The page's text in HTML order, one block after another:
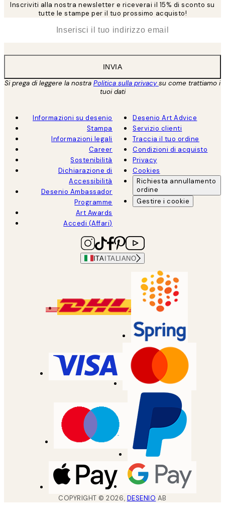
Inscriviti alla nostra newsletter e riceverai il 15% di sconto su
tutte le stampe per il tuo prossimo acquisto!
INVIA
Si prega di leggere la nostra Politica sulla privacysu come trattiamo i
tuoi dati
Informazioni su desenio
Stampa
Informazioni legali
Career
Sostenibilità
Dichiarazione di
Accessibilità
Desenio Ambassador
Programme
Art Awards
Accedi (Affari)
Desenio Art Advice
Servizio clienti
Traccia il tuo ordine
Condizioni di acquisto
Privacy
Cookies
Richiesta annullamento
ordine
Gestire i cookie
ITAITALIANO
COPYRIGHT ©2026, DESENIO AB